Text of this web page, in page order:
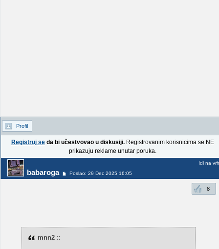
Profil
Registruj seda bi učestvovao u diskusiji.Registrovanim korisnicima se NE
prikazuju reklame unutar poruka.
babaroga Poslao: 29 Dec 2025 16:05
Idi na vrh
8
mnn2 ::